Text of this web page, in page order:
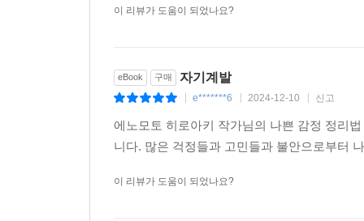
이 리뷰가 도움이 되었나요?
eBook 구매 자기계발
e*******6 2024-12-10 신고
에노모토 히로아키 작가님의 나쁜 감정 정리
니다. 많은 걱정들과 고민들과 불안으로부터
이 리뷰가 도움이 되었나요?